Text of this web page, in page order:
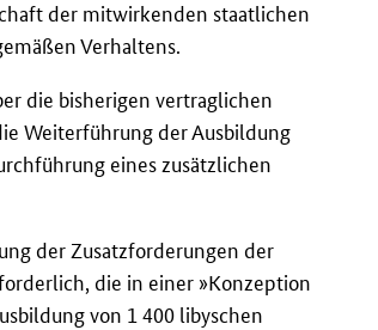
der mitwirkenden staatlichen
Verhaltens.
die bisherigen vertraglichen
Weiterführung der Ausbildung
eines zusätzlichen
der Zusatzforderungen der
die in einer »Konzeption
von 1 400 libyschen